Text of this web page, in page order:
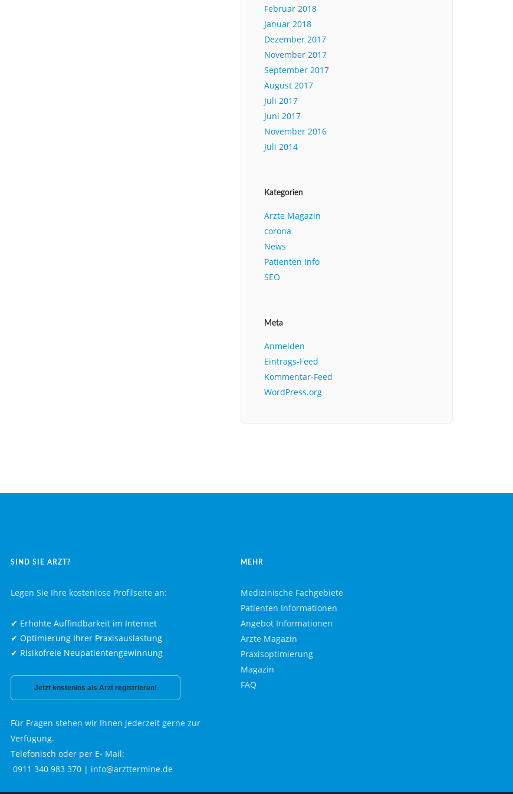
Februar 2018
Januar 2018
Dezember 2017
November 2017
September 2017
August 2017
Juli 2017
Juni 2017
November 2016
Juli 2014
Kategorien
Ärzte Magazin
corona
News
Patienten Info
SEO
Meta
Anmelden
Eintrags-Feed
Kommentar-Feed
WordPress.org
SIND SIE ARZT?
Legen Sie Ihre kostenlose Profilseite an:
✔ Erhöhte Auffindbarkeit im Internet
✔ Optimierung Ihrer Praxisauslastung
✔ Risikofreie Neupatientengewinnung
Jetzt kostenlos als Arzt registrieren!
Für Fragen stehen wir Ihnen jederzeit gerne zur
Verfügung.
Telefonisch oder per E- Mail:
0911 340 983 370 | info@arzttermine.de
MEHR
Medizinische Fachgebiete
Patienten Informationen
Angebot Informationen
Ärzte Magazin
Praxisoptimierung
Magazin
FAQ